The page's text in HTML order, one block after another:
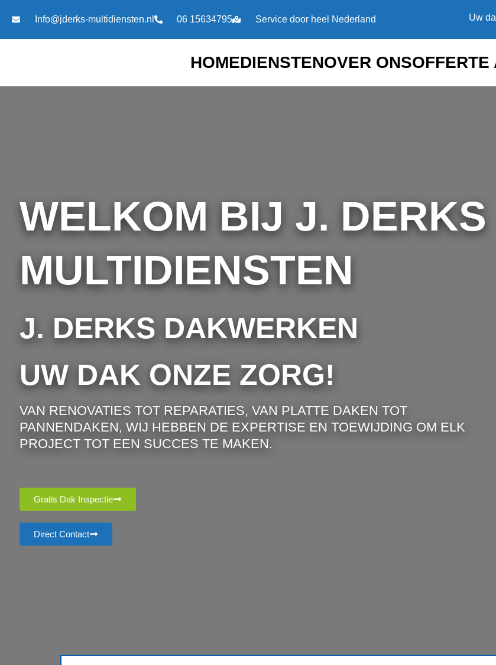
naar
de
Info@jderks-multidiensten.nl 06 15634795 Service door heel Nederland Uw
HOMEDIENSTENOVER ONSOFFERTE
WELKOM BIJ J. DERKS
MULTIDIENSTEN
J. DERKS DAKWERKEN
UW DAK ONZE ZORG!
VAN RENOVATIES TOT REPARATIES, VAN PLATTE DAKEN TOT
PANNENDAKEN, WIJ HEBBEN DE EXPERTISE EN TOEWIJDING OM ELK
PROJECT TOT EEN SUCCES TE MAKEN.
Gratis Dak Inspectie
Direct Contact